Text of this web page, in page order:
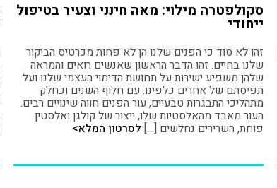
סקולפטרה מילוי: מאה חינני וצעיר בטיפול
ייחודי
זהו לא סוד כי הפנים שלנו הן לא פחות מכרטיס הביקור
שלנו בחיים. זהו הדבר הראשון שאנשים רואים והמראה
שלהן משפיע ישירות על תחושת הדימוי העצמי שלנו ועל
תפיסתם של אחרים כלפינו. עם חלוף השנים וכחלק
מתהליכי התבגרות טבעיים, עור הפנים חווה שינויים רבים.
העור מאבד מהאלסטיות שלו, ייצור של קולגן ואלסטין
פוחת, השרירים נחלשים […] לסרטון המלא>